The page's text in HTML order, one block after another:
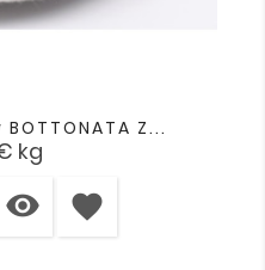
Z...
kg
 favorite